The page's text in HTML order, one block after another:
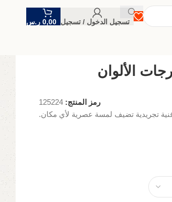
تسجيل الدخول / تسجيل 0,00 ر.س
الألوان
رمز المنتج: 125224
تجريدية تضيف لمسة عصرية لأي مكان.